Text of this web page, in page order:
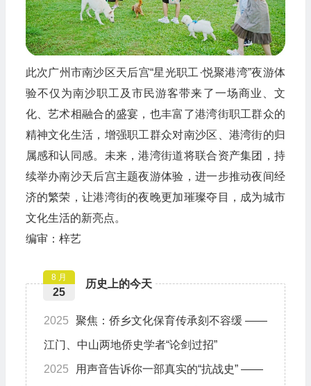
此次广州市南沙区天后宫“星光职工·悦聚港湾”夜游体
验不仅为南沙职工及市民游客带来了一场商业、文
化、艺术相融合的盛宴，也丰富了港湾街职工群众的
精神文化生活，增强职工群众对南沙区、港湾街的归
属感和认同感。未来，港湾街道将联合资产集团，持
续举办南沙天后宫主题夜游体验，进一步推动夜间经
济的繁荣，让港湾街的夜晚更加璀璨夺目，成为城市
文化生活的新亮点。
编审：梓艺
历史上的今天
8 月
25
2025 聚焦：侨乡文化保育传承刻不容缓 ——
江门、中山两地侨史学者“论剑过招”
2025 用声音告诉你一部真实的“抗战史” ——